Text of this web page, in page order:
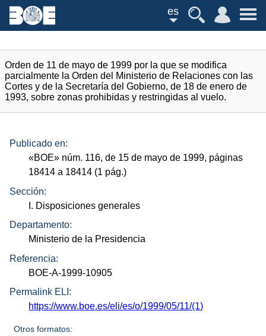
es
Orden de 11 de mayo de 1999 por la que se modifica
parcialmente la Orden del Ministerio de Relaciones con las
Cortes y de la Secretaría del Gobierno, de 18 de enero de
1993, sobre zonas prohibidas y restringidas al vuelo.
Publicado en:
«BOE» núm. 116, de 15 de mayo de 1999, páginas
18414 a 18414 (1 pág.)
Sección:
I. Disposiciones generales
Departamento:
Ministerio de la Presidencia
Referencia:
BOE-A-1999-10905
Permalink ELI:
https://www.boe.es/eli/es/o/1999/05/11/(1)
Otros formatos: